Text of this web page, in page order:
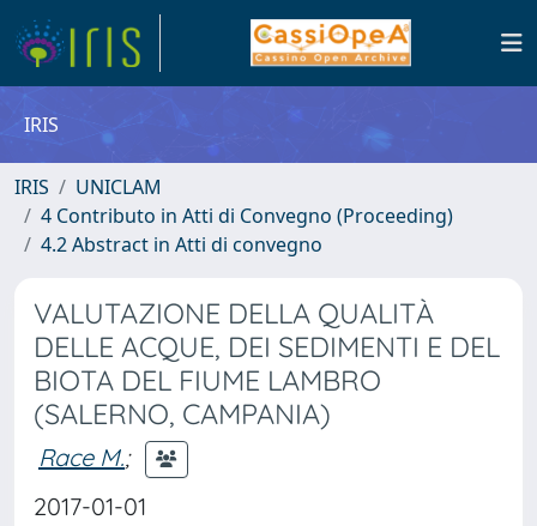
IRIS
IRIS
UNICLAM
4 Contributo in Atti di Convegno (Proceeding)
4.2 Abstract in Atti di convegno
VALUTAZIONE DELLA QUALITÀ
DELLE ACQUE, DEI SEDIMENTI E DEL
BIOTA DEL FIUME LAMBRO
(SALERNO, CAMPANIA)
Race M.;
2017-01-01